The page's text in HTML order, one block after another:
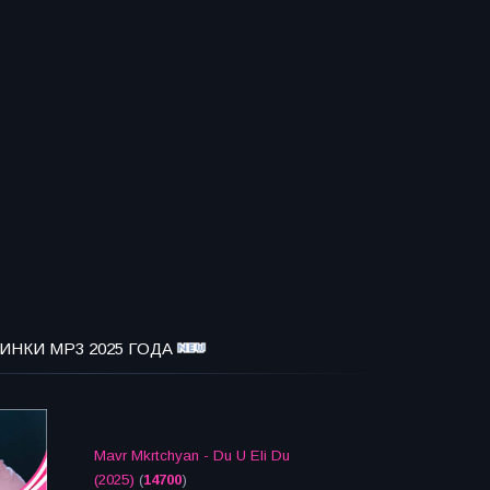
MP3 2025 ГОДА
Mavr Mkrtchyan - Du U Eli Du
(2025) (14700)